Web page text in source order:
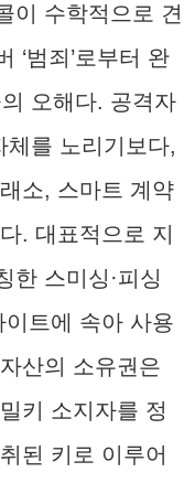
이 수학적으로 견
‘범죄’로부터 완
의 오해다. 공격자
체를 노리기보다,
소, 스마트 계약
. 대표적으로 지
한 스미싱·피싱
트에 속아 사용
산의 소유권은
키 소지자를 정
된 키로 이루어